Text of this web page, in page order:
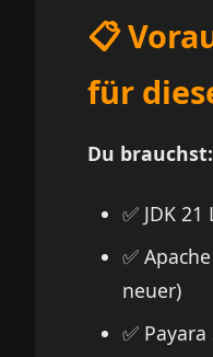
📋
für
Du brauchst:
✅ JDK
✅
neuer)
✅